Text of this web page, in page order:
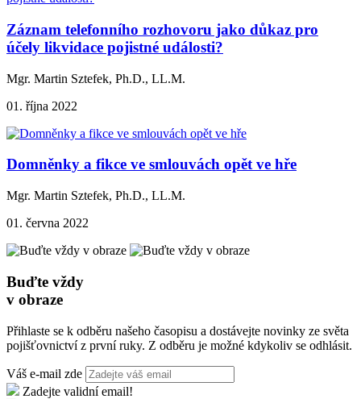
Záznam telefonního rozhovoru jako důkaz pro
účely likvidace pojistné události?
Mgr. Martin Sztefek, Ph.D., LL.M.
01. října 2022
Domněnky a fikce ve smlouvách opět ve hře
Mgr. Martin Sztefek, Ph.D., LL.M.
01. června 2022
Buďte vždy
v obraze
Přihlaste se k odběru našeho časopisu a dostávejte novinky ze světa
pojišťovnictví z první ruky. Z odběru je možné kdykoliv se odhlásit.
Váš e-mail zde
Zadejte validní email!